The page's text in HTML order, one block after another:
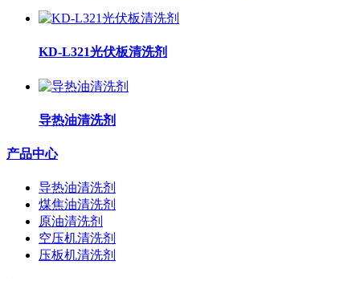
KD-L321光伏板清洗剂
导热油清洗剂
产品中心
导热油清洗剂
煤焦油清洗剂
原油清洗剂
空压机清洗剂
压板机清洗剂